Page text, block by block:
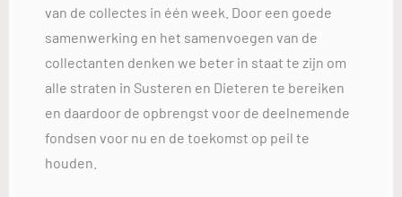
van de collectes in één week. Door een goede
samenwerking en het samenvoegen van de
collectanten denken we beter in staat te zijn om
alle straten in Susteren en Dieteren te bereiken
en daardoor de opbrengst voor de deelnemende
fondsen voor nu en de toekomst op peil te
houden.